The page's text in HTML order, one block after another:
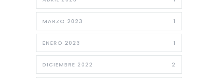
MARZO 2023 1
ENERO 2023 1
DICIEMBRE 2022 2